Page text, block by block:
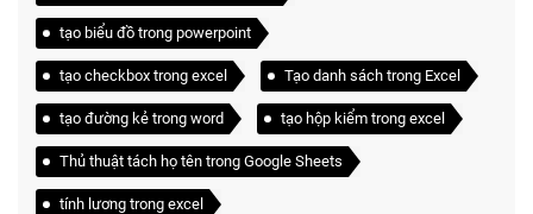
tạo biểu đồ trong powerpoint
tạo checkbox trong excel Tạo danh sách trong Excel
tạo đường kẻ trong word tạo hộp kiểm trong excel
Thủ thuật tách họ tên trong Google Sheets
tính lương trong excel